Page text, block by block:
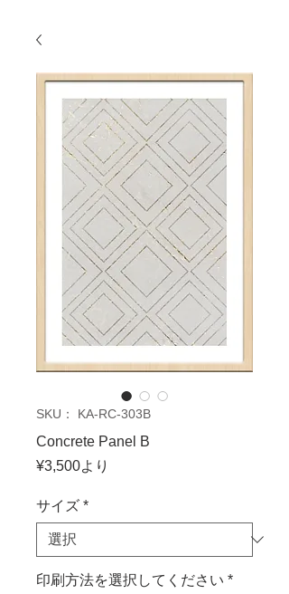
SKU： KA-RC-303B
Concrete Panel B
¥3,500より
価
サイズ *
印刷方法を選択してください *